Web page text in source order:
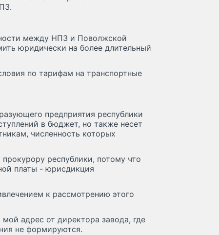
между НПЗ и Поволжской
юридически на более длительный
по тарифам на транспортные
предприятия республики
в бюджет, но также несет
численность которых
республики, потому что
платы - юрисдикция
к рассмотрению этого
адрес от директора завода, где
не формируются.